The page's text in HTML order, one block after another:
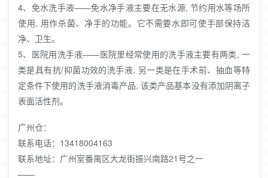
4、免水洗手液——免水净手液主要在无水源, 节约用水等场所
使用, 用作杀菌、净手的功能。它不需要水即可使手部保持洁
净、卫生。
5、医院用洗手液——医院里经常使用的洗手液主要有两类, 一
类是具有抗/抑菌功效的洗手液, 另一类是在手术前、抽血等特
定条件下使用的洗手液消毒产品, 该类产品基本没有添加阴离子
表面活性剂。
广州仓：
联系电话：13418004163
联系地址：广州室番禺区大龙街振兴南路21号之一
——